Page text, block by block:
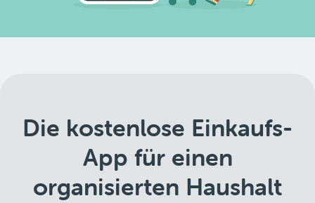
Die kostenlose Einkaufs-
App für einen
organisierten Haushalt